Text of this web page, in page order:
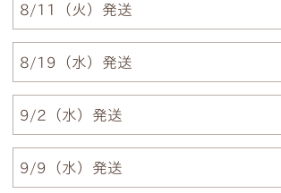
8/11（火）発送
8/19（水）発送
9/2（水）発送
9/9（水）発送
例5）苗字を略称 筆記体
例1）フルネーム 明朝体
例3）下の名前のみ 明朝体